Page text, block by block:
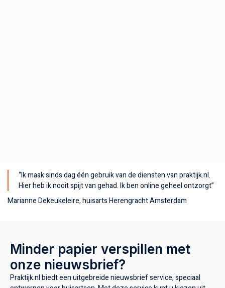
Minder papier verspillen met
onze nieuwsbrief?
Praktijk.nl biedt een uitgebreide nieuwsbrief service, speciaal
“Ik maak sinds dag één gebruik van de diensten van praktijk.nl.
Hier heb ik nooit spijt van gehad. Ik ben online geheel ontzorgt”
Marianne Dekeukeleire, huisarts Herengracht Amsterdam